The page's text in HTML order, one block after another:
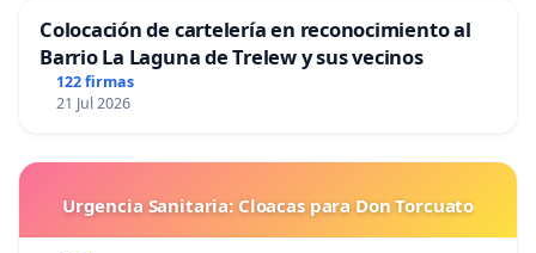
Colocación de cartelería en reconocimiento al
Barrio La Laguna de Trelew y sus vecinos
122 firmas
21 Jul 2026
Urgencia Sanitaria: Cloacas para Don Torcuato